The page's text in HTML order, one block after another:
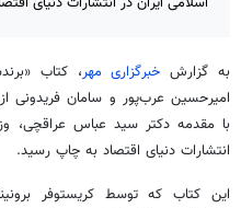
به گزارش خبرگزاری مهر، کتاب «
امیرحسین عرب‌پور و سامان فریدونی
با مقدمه دکتر سید عباس عراقچی،
انتشارات دنیای اقتصاد به چاپ رسید.
این کتاب که توسط کریستوفر